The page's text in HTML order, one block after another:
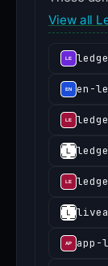
View all
en-
app-